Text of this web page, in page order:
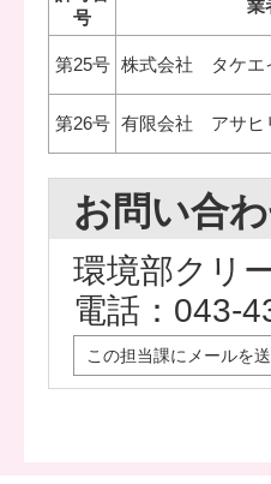
号
業
第25号 株式会社 タケエ
第26号 有限会社 アサヒ
お問い合
環境部クリ
電話：043-
この担当課にメールを